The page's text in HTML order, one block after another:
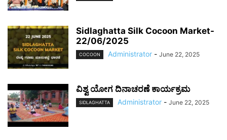
Sidlaghatta Silk Cocoon Market-
22/06/2025
COCOON Administrator - June 22, 2025
ವಿಶ್ವ ಯೋಗ ದಿನಾಚರಣೆ ಕಾರ್ಯಕ್ರಮ
SIDLAGHATTA Administrator - June 22, 2025